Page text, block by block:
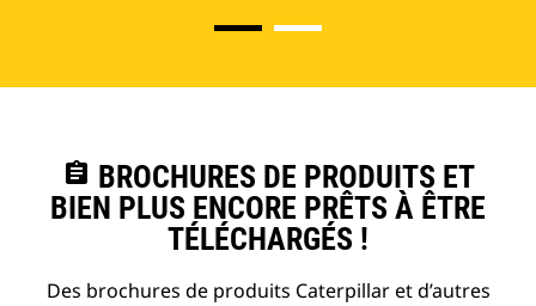
assignment BROCHURES DE PRODUITS ET
BIEN PLUS ENCORE PRÊTS À ÊTRE
TÉLÉCHARGÉS !
Des brochures de produits Caterpillar et d’autres